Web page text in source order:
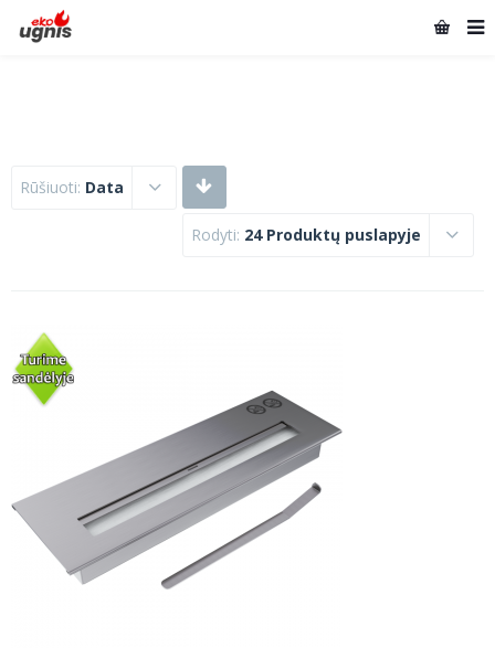
Rūšiuoti: Data
Rodyti: 24 Produktų puslapyje